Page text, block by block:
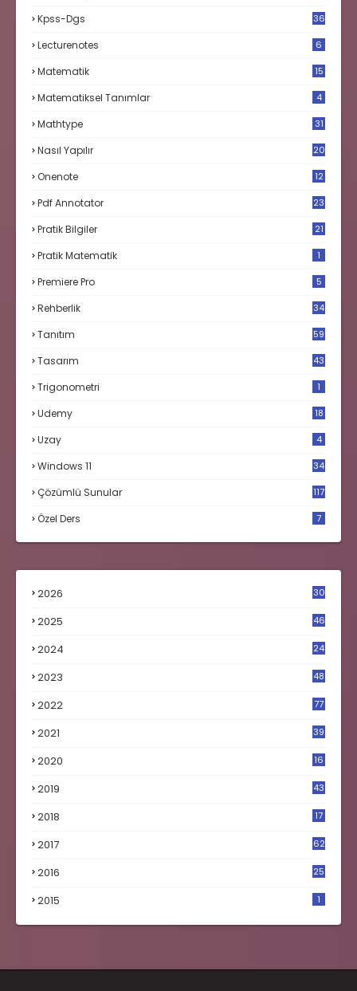
Kpss-Dgs 36
Lecturenotes 6
Matematik
15
Matematiksel Tanımlar 4
Mathtype 31
Nasıl Yapılır 20
Onenote 12
Pdf Annotator 23
Pratik Bilgiler 21
Pratik Matematik 1
Premiere Pro 5
Rehberlik 34
Tanıtım 59
Tasarım 43
Trigonometri 1
Udemy 18
Uzay 4
Windows 11 34
Çözümlü Sunular 117
Özel Ders 7
2026 30
2025 46
2024 24
2023
48
2022 77
2021 39
2020
16
2019
43
2018
17
2017
62
2016
25
2015 1